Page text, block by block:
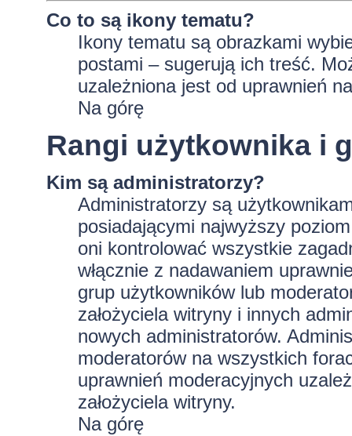
Co to są ikony tematu?
Ikony tematu są obrazkami
postami – sugerują ich treść.
uzależniona jest od uprawnień
Na górę
Rangi użytkownika i
Kim są administratorzy?
Administratorzy są
posiadającymi najwyższy
oni kontrolować wszystkie
włącznie z nadawaniem
grup użytkowników lub
założyciela witryny i innych
nowych administratorów.
moderatorów na wszystkich
uprawnień moderacyjnych
założyciela witryny.
Na górę